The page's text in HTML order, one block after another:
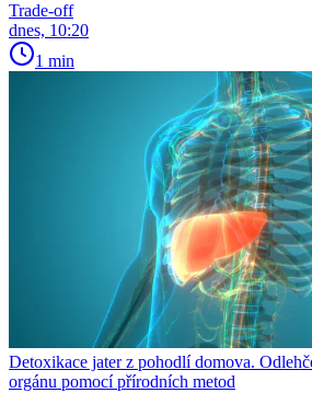
Trade-off
dnes, 10:20
1 min
Detoxikace jater z pohodlí domova.
orgánu pomocí přírodních metod